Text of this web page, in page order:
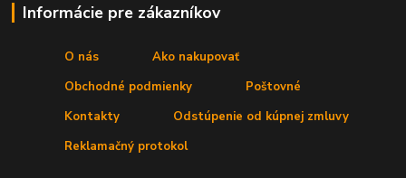
Informácie pre zákazníkov
O nás
Ako nakupovať
Obchodné podmienky
Poštovné
Kontakty
Odstúpenie od kúpnej zmluvy
Reklamačný protokol